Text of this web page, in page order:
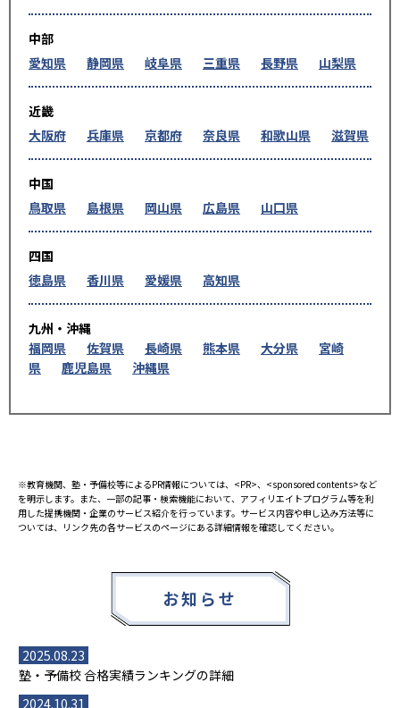
中部
愛知県
静岡県 岐阜県 三重県 長野県 山梨県
近畿
大阪府
兵庫県 京都府 奈良県 和歌山県 滋賀県
中国
鳥取県
島根県 岡山県 広島県 山口県
四国
徳島県
香川県 愛媛県 高知県
九州・沖縄
福岡県
佐賀県 長崎県 熊本県 大分県
宮崎
県
鹿児島県 沖縄県
※教育機関、塾・予備校等によるPR情報については、<PR>、<sponsored contents>など
を明示します。また、一部の記事・検索機能において、アフィリエイトプログラム等を利
用した提携機関・企業のサービス紹介を行っています。サービス内容や申し込み方法等に
ついては、リンク先の各サービスのページにある詳細情報を確認してください。
お知らせ
2025.08.23
塾・予備校 合格実績ランキングの詳細
2024.10.31